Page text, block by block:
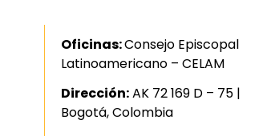
Oficinas:Consejo Episcopal
Latinoamericano – CELAM
Dirección:AK 72 169 D – 75 |
Bogotá, Colombia